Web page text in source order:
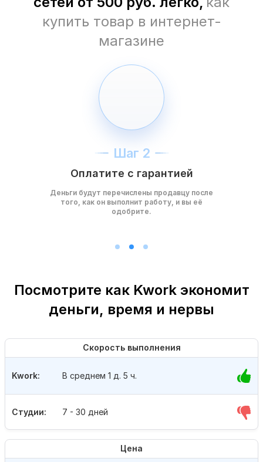
купить товар в интернет-
магазине
Шаг 2
Оплатите с гарантией
Деньги будут перечислены продавцу после
того, как он выполнит работу, и вы её
одобрите.
Посмотрите как Kwork экономит
деньги, время и нервы
Скорость выполнения
Студии: 7 - 30 дней
Kwork: В среднем 1 д. 5 ч.
Цена